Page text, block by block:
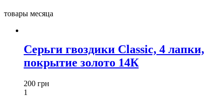
товары месяца
Серьги гвоздики Classic, 4 лапки,
покрытие золото 14К
200 грн
1